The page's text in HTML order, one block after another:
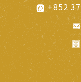
+852